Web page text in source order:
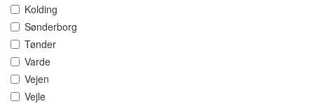
Kolding
Sønderborg
Tønder
Varde
Vejen
Vejle